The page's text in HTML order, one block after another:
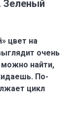
Зеленый
цвет на
очень
найти,
По-
цикл